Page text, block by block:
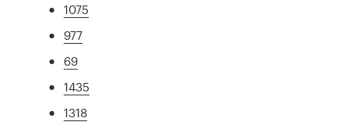
1075
977
69
1435
1318